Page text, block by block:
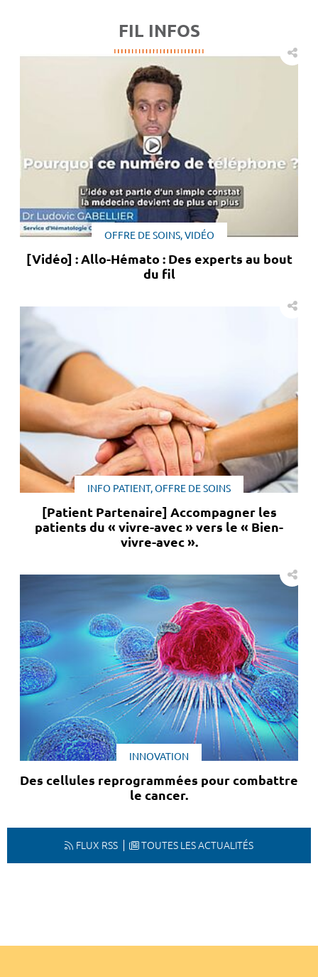
FIL INFOS
OFFRE DE SOINS, VIDÉO
[Vidéo] : Allo-Hémato : Des experts au bout
du fil
INFO PATIENT, OFFRE DE SOINS
[Patient Partenaire] Accompagner les
patients du « vivre-avec » vers le « Bien-
vivre-avec ».
INNOVATION
Des cellules reprogrammées pour combattre
le cancer.
FLUX RSS TOUTES LES ACTUALITÉS